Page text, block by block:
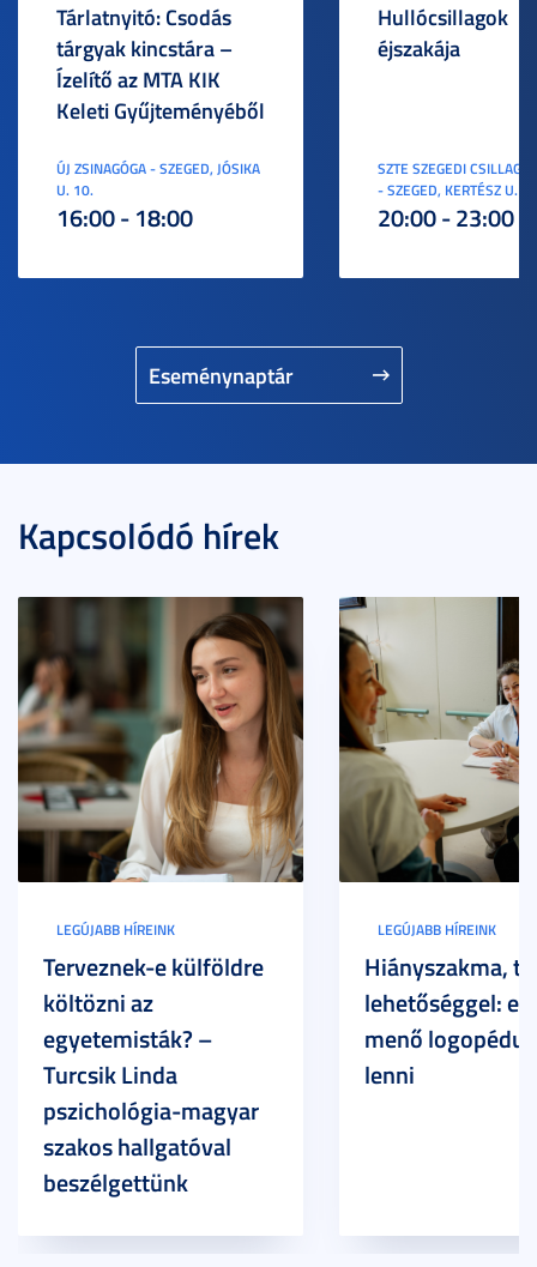
Eseménynaptár
Tárlatnyitó: Csodás
tárgyak kincstára –
Ízelítő az MTA KIK
Keleti Gyűjteményéből
ÚJ ZSINAGÓGA - SZEGED, JÓSIKA
U. 10.
16:00 - 18:00
Hullócsillagok
éjszakája
SZTE SZEGEDI
- SZEGED, KERTÉSZ U. 3.
20:00 - 23:00
Kapcsolódó hírek
LEGÚJABB HÍREINK
Terveznek-e külföldre
költözni az
egyetemisták? –
Turcsik Linda
pszichológia-magyar
szakos hallgatóval
beszélgettünk
LEGÚJABB HÍREINK
Hiányszakma,
lehetőséggel:
menő
lenni